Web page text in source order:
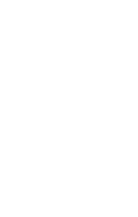
El evento, que
oportunidad de
el pueblo de
de
La Fiesta en el
tradiciones,
vínculo entre la